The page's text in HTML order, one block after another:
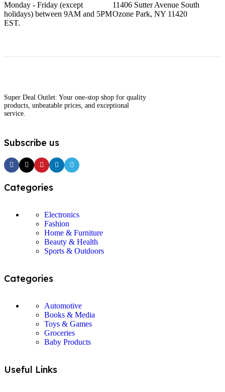
Monday - Friday (except
holidays) between 9AM and 5PM
EST.
11406 Sutter Avenue South
Ozone Park, NY 11420
Super Deal Outlet: Your one-stop shop for quality
products, unbeatable prices, and exceptional
service.
Subscribe us
Categories
Electronics
Fashion
Home & Furniture
Beauty & Health
Sports & Outdoors
Categories
Automotive
Books & Media
Toys & Games
Groceries
Baby Products
Useful Links